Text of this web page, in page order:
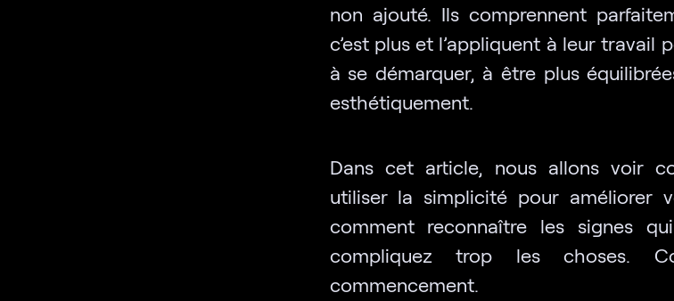
non ajouté. Ils comprennent
c’est plus et l’appliquent à leur travail
à se démarquer, à être plus
esthétiquement.
Dans cet article, nous allons voir
utiliser la simplicité pour améliorer
comment reconnaître les signes
compliquez trop les choses.
commencement.